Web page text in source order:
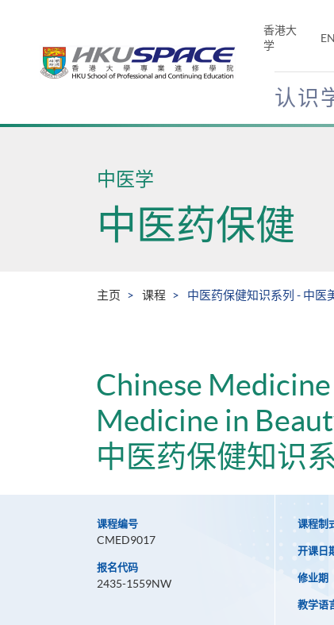
香港大
学
认识
Main
中医学
中医药保健
主页 课程 中医药保健知识系列 - 中医
Chinese
Medicine in
中医药保健知识
课程编号
CMED9017
报名代码
2435-1559NW
课程制
开课日
修业期
教学语